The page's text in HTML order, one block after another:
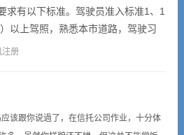
求有以下标准。驾驶员准入标准1、1
以上驾照，熟悉本市道路，驾驶习
健康，外露皮肤无明显疤痕、纹
史、无吸毒史、无交通违...
注册
该跟你说過了，在信托公司作业，十分体